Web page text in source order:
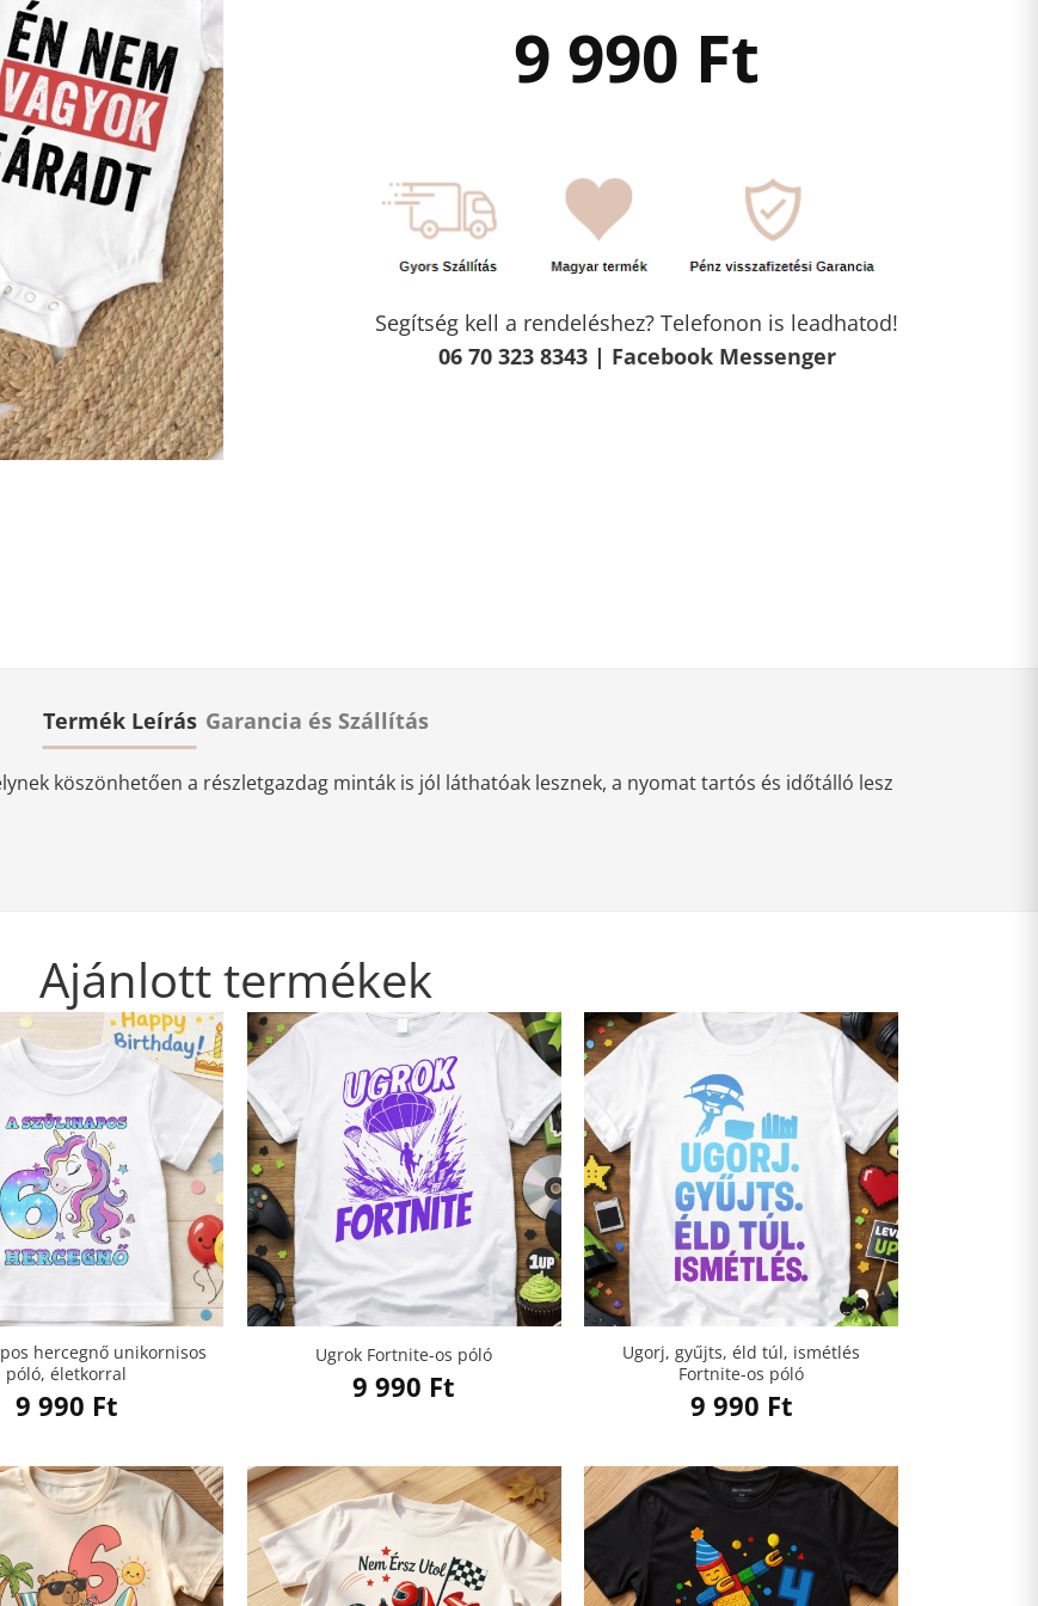
9 990 Ft
Segítség kell a rendeléshez? Telefonon is leadhatod!
06 70 323 8343 | Facebook Messenger
Termék Leírás Garancia és Szállítás
köszönhetően a részletgazdag minták is jól láthatóak lesznek, a nyomat tartós és időtálló lesz
Ajánlott termékek
hercegnő unikornisos
póló, életkorral
9 990 Ft
Ugrok Fortnite-os póló
9 990 Ft
Ugorj, gyűjts, éld túl, ismétlés
Fortnite-os póló
9 990 Ft